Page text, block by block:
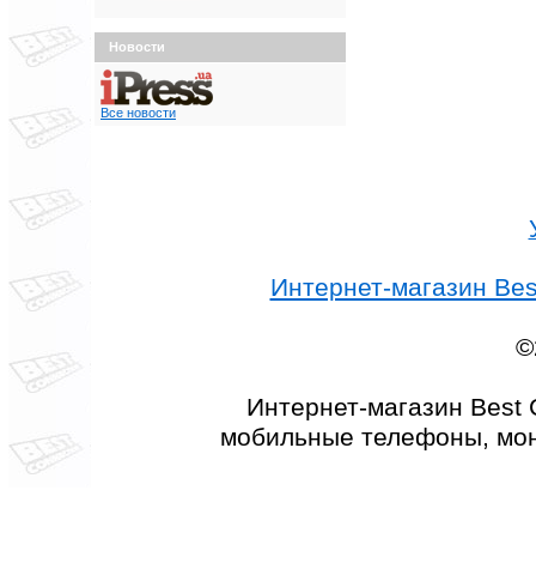
Новости
Все новости
Интернет-магазин
Интернет-магазин Best
мобильные телефоны,